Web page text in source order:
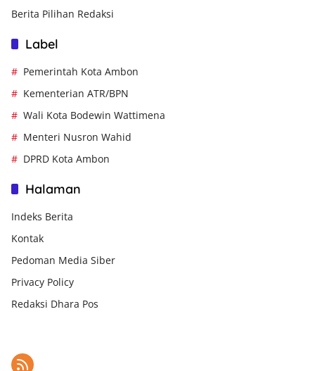
Berita Pilihan Redaksi
Label
Pemerintah Kota Ambon
Kementerian ATR/BPN
Wali Kota Bodewin Wattimena
Menteri Nusron Wahid
DPRD Kota Ambon
Halaman
Indeks Berita
Kontak
Pedoman Media Siber
Privacy Policy
Redaksi Dhara Pos